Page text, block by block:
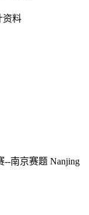
--南京赛题 Nanjing